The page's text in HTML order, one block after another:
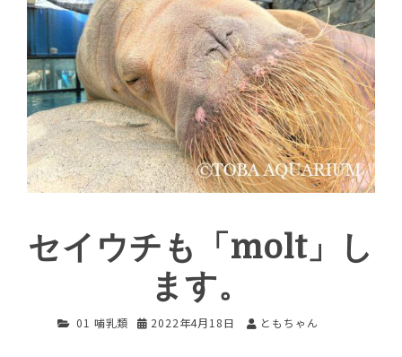
セイウチも「molt」し
ます。
01 哺乳類 2022年4月18日 ともちゃん